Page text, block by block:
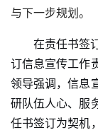
与下一步规划。
在责任书签
订信息宣传工作
领导强调，信息
研队伍人心、服
任书签订为契机